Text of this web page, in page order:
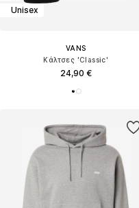
Unisex
VANS
Κάλτσες 'Classic'
24,90 €